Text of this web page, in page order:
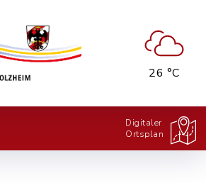
26 °C
Digitaler
Ortsplan